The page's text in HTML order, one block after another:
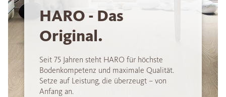
HARO - Das
Original.
Seit 75 Jahren steht HARO für höchste
Bodenkompetenz und maximale Qualität.
Setze auf Leistung, die überzeugt – von
Anfang an.